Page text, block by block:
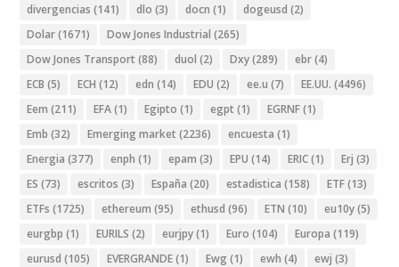
divergencias (141) dlo (3) docn (1) dogeusd (2)
Dolar(1671) Dow Jones Industrial (265)
Dow Jones Transport (88) duol (2) Dxy(289) ebr(4)
ECB (5) ECH (12) edn (14) EDU (2) ee.u (7) EE.UU. (4496)
Eem (211) EFA(1) Egipto (1) egpt (1) EGRNF(1)
Emb (32) Emerging market (2236) encuesta (1)
Energia (377) enph (1) epam (3) EPU (14) ERIC(1) Erj (3)
ES (73) escritos (3) España (20) estadistica (158) ETF(13)
ETFs (1725) ethereum (95) ethusd (96) ETN (10) eu10y(5)
eurgbp (1) EURILS (2) eurjpy(1) Euro (104) Europa (119)
eurusd (105) EVERGRANDE(1) Ewg (1) ewh (4) ewj (3)